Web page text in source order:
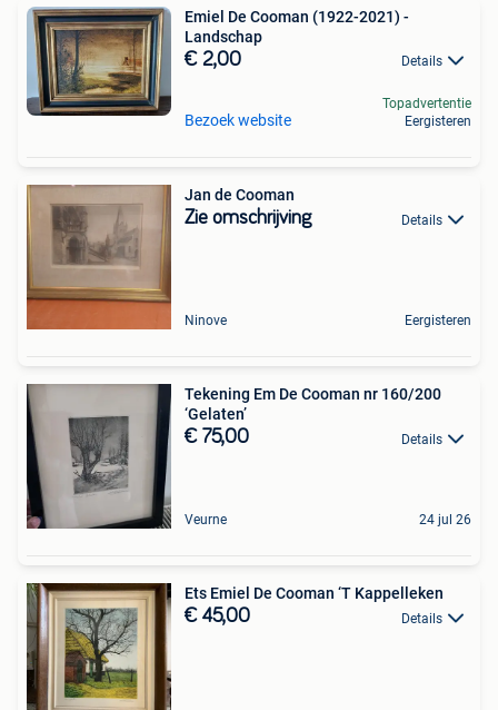
Emiel De Cooman (1922-2021) -
Landschap
€ 2,00 Details
Bezoek website
Topadvertentie
Eergisteren
Jan de Cooman
Zie omschrijving Details
Ninove Eergisteren
Tekening Em De Cooman nr 160/200
‘Gelaten’
€ 75,00 Details
Veurne 24 jul 26
Ets Emiel De Cooman ‘T Kappelleken
€ 45,00 Details